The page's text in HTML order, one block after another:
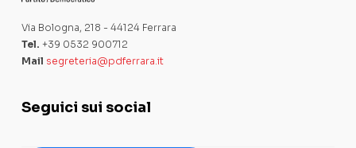
Via Bologna, 218 - 44124 Ferrara
Tel. +39 0532 900712
Mail segreteria@pdferrara.it
Seguici sui social